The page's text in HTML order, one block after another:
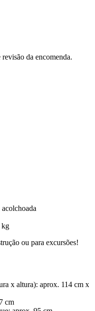
da encomenda.
kg
ou para excursões!
x altura): aprox. 114 cm x
cm